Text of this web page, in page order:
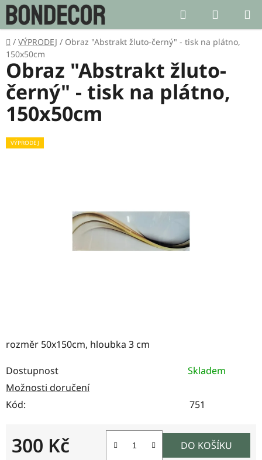
Přejít
na
obsah
Hledat
KOŠÍK
Domů
/ VÝPRODEJ / Obraz "Abstrakt žluto-černý" - tisk na plátno,
150x50cm
rozměr 50x150cm, hloubka 3 cm
Dostupnost
Skladem
Možnosti doručení
Kód:
751
300 Kč DO KOŠÍKU
Obraz "Abstrakt žluto-
černý" - tisk na plátno,
150x50cm
VÝPRODEJ